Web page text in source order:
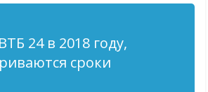
24 в 2018 году,
сроки